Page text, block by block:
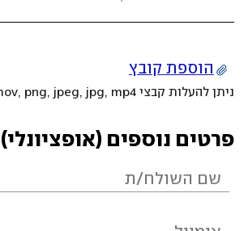
הוספת קובץ
ניתן להעלות קבצי mov, png, jpeg, jpg, mp4 עד 200MB
פרטים נוספים (אופציונלי)